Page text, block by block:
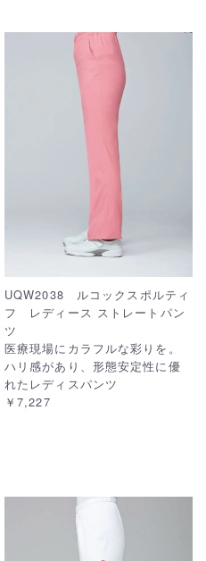
UQW2038 ルコックスポルティ
フ レディース ストレートパン
ツ
医療現場にカラフルな彩りを。
ハリ感があり、形態安定性に優
れたレディスパンツ
￥7,227